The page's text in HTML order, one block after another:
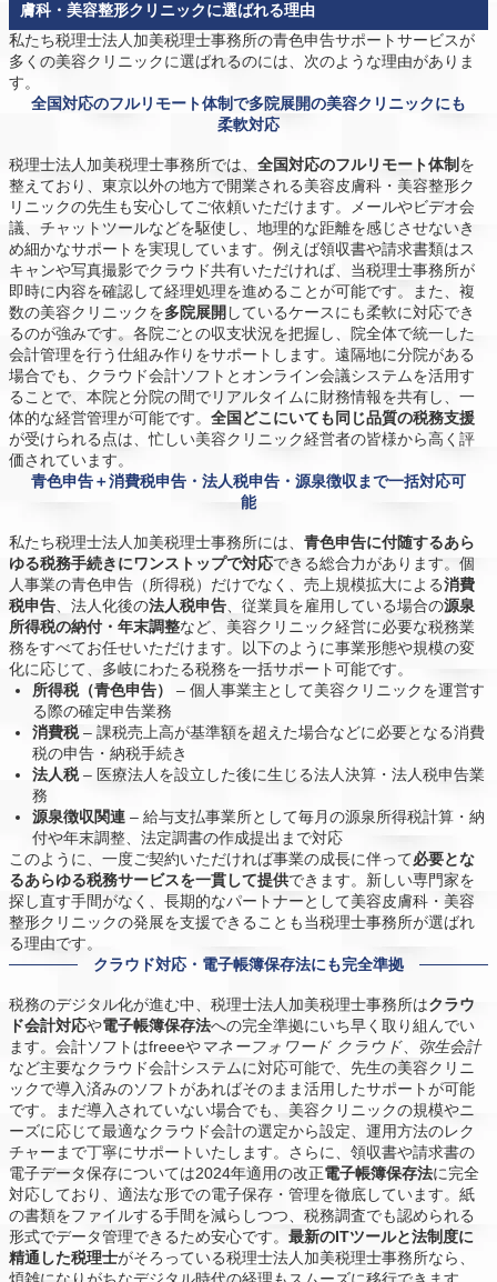
膚科・美容整形クリニックに選ばれる理由
私たち税理士法人加美税理士事務所の青色申告サポートサービスが
多くの美容クリニックに選ばれるのには、次のような理由がありま
す。
全国対応のフルリモート体制で多院展開の美容クリニックにも
柔軟対応
税理士法人加美税理士事務所では、 全国対応のフルリモート体制を
整えており、東京以外の地方で開業される美容皮膚科・美容整形ク
リニックの先生も安心してご依頼いただけます。メールやビデオ会
議、チャットツールなどを駆使し、地理的な距離を感じさせないき
め細かなサポートを実現しています。例えば領収書や請求書類はス
キャンや写真撮影でクラウド共有いただければ、当税理士事務所が
即時に内容を確認して経理処理を進めることが可能です。また、複
数の美容クリニックを多院展開しているケースにも柔軟に対応でき
るのが強みです。各院ごとの収支状況を把握し、院全体で統一した
会計管理を行う仕組み作りをサポートします。遠隔地に分院がある
場合でも、クラウド会計ソフトとオンライン会議システムを活用す
ることで、本院と分院の間でリアルタイムに財務情報を共有し、一
体的な経営管理が可能です。 全国どこにいても同じ品質の税務支援
が受けられる点は、忙しい美容クリニック経営者の皆様から高く評
価されています。
青色申告＋消費税申告・法人税申告・源泉徴収まで一括対応可
能
私たち税理士法人加美税理士事務所には、 青色申告に付随するあら
ゆる税務手続きにワンストップで対応できる総合力があります。個
人事業の青色申告（所得税）だけでなく、売上規模拡大による消費
税申告 、法人化後の法人税申告 、従業員を雇用している場合の源泉
所得税の納付・年末調整など、美容クリニック経営に必要な税務業
務をすべてお任せいただけます。以下のように事業形態や規模の変
化に応じて、多岐にわたる税務を一括サポート可能です。
所得税（青色申告）
– 個人事業主として美容クリニックを運営す
る際の確定申告業務
消費税– 課税売上高が基準額を超えた場合などに必要となる消費
税の申告・納税手続き
法人税– 医療法人を設立した後に生じる法人決算・法人税申告業
務
源泉徴収関連 – 給与支払事業所として毎月の源泉所得税計算・納
付や年末調整、法定調書の作成提出まで対応
このように、一度ご契約いただければ事業の成長に伴って必要とな
るあらゆる税務サービスを一貫して提供できます。新しい専門家を
探し直す手間がなく、長期的なパートナーとして美容皮膚科・美容
整形クリニックの発展を支援できることも当税理士事務所が選ばれ
る理由です。
クラウド対応・電子帳簿保存法にも完全準拠
税務のデジタル化が進む中、税理士法人加美税理士事務所はクラウ
ド会計対応や電子帳簿保存法への完全準拠にいち早く取り組んでい
ます。会計ソフトはfreeeやマネーフォワード クラウド
弥生会計
など主要なクラウド会計システムに対応可能で、先生の美容クリニ
ックで導入済みのソフトがあればそのまま活用したサポートが可能
です。まだ導入されていない場合でも、美容クリニックの規模やニ
ーズに応じて最適なクラウド会計の選定から設定、運用方法のレク
チャーまで丁寧にサポートいたします。さらに、領収書や請求書の
電子データ保存については2024年適用の改正電子帳簿保存法に完全
対応しており、適法な形での電子保存・管理を徹底しています。紙
の書類をファイルする手間を減らしつつ、税務調査でも認められる
形式でデータ管理できるため安心です。 最新のITツールと法制度に
精通した税理士がそろっている税理士法人加美税理士事務所なら、
煩雑になりがちなデジタル時代の経理もスムーズに移行できます。